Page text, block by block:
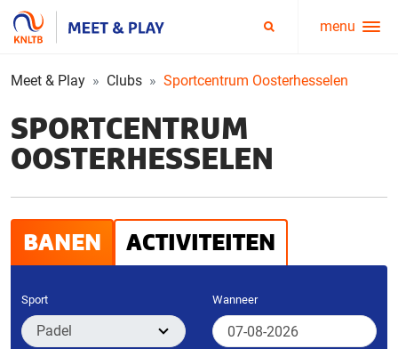
Service
menu
menu
Meet & Play Clubs Sportcentrum Oosterhesselen
SPORTCENTRUM
OOSTERHESSELEN
BANEN ACTIVITEITEN
Sport Wanneer